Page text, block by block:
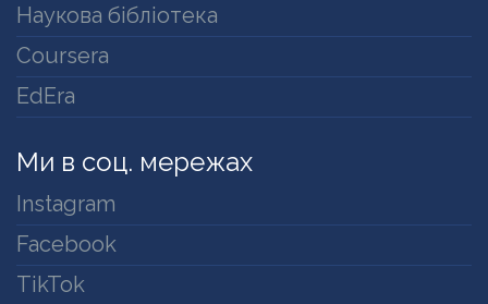
Наукова бібліотека
Coursera
EdEra
Ми в соц. мережах
Instagram
Facebook
TikTok